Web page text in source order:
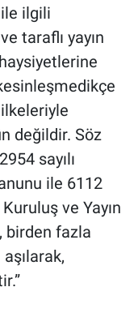
ilgili
taraflı yayın
kesinleşmedikçe
değildir. Söz
sayılı
ile 6112
ve Yayın
birden fazla